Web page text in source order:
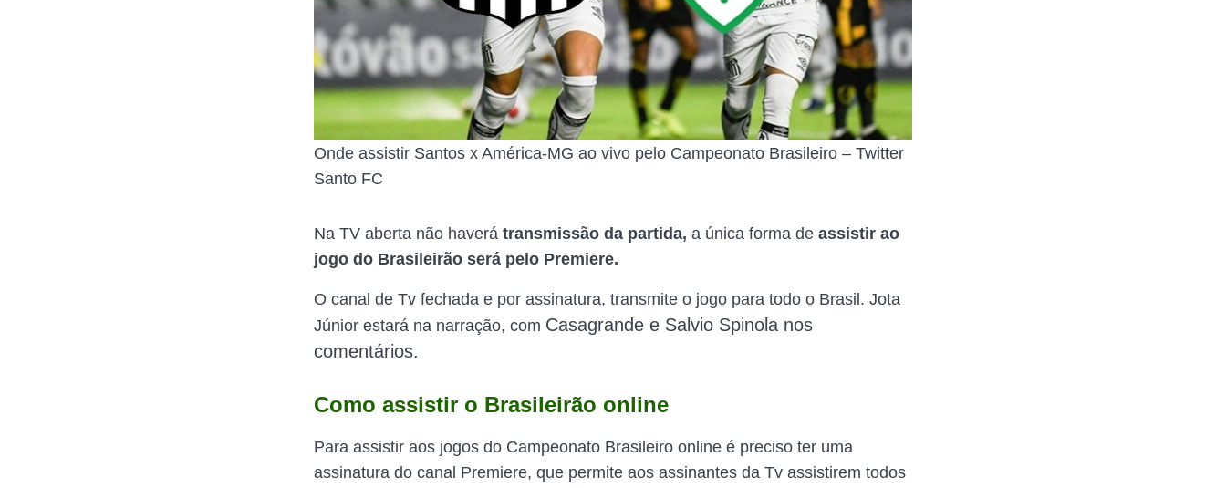
Onde assistir Santos x América-MG ao vivo pelo Campeonato Brasileiro – Twitter
Santo FC
Na TV aberta não haverá transmissão da partida, a única forma de assistir ao
jogo do Brasileirão será pelo Premiere.
O canal de Tv fechada e por assinatura, transmite o jogo para todo o Brasil. Jota
Júnior estará na narração, com Casagrande e Salvio Spinola nos
comentários.
Como assistir o Brasileirão online
Para assistir aos jogos do Campeonato Brasileiro online é preciso ter uma
assinatura do canal Premiere, que permite aos assinantes da Tv assistirem todos